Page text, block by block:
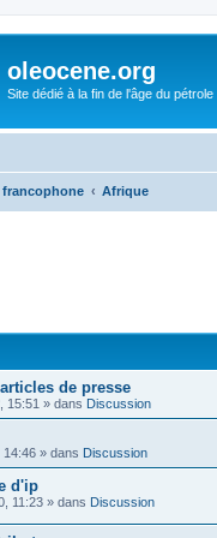
oleocene.org
Site dédié à la fin de l'âge du pétrole
francophone Afrique
de presse
15:51 » dans Discussion
14:46 » dans Discussion
d'ip
11:23 » dans Discussion